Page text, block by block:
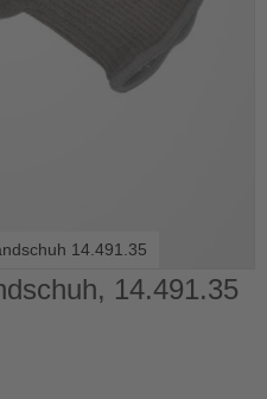
14.491.35
14.491.35